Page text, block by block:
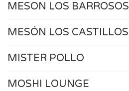
MESON LOS BARROSOS
MESÓN LOS CASTILLOS
MISTER POLLO
MOSHI LOUNGE